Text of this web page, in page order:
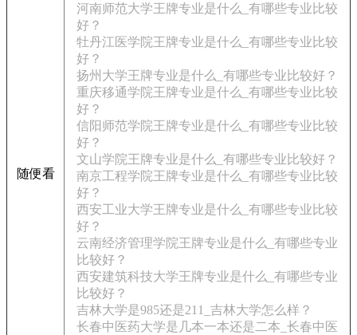
随便看
河南师范大学王牌专业是什么_有哪些专业比较
好？
牡丹江医学院王牌专业是什么_有哪些专业比较
好？
扬州大学王牌专业是什么_有哪些专业比较好？
重庆移通学院王牌专业是什么_有哪些专业比较
好？
信阳师范学院王牌专业是什么_有哪些专业比较
好？
文山学院王牌专业是什么_有哪些专业比较好？
南京工程学院王牌专业是什么_有哪些专业比较
好？
西安工业大学王牌专业是什么_有哪些专业比较
好？
云南经济管理学院王牌专业是什么_有哪些专业
比较好？
西安建筑科技大学王牌专业是什么_有哪些专业
比较好？
吉林大学是985还是211_吉林大学怎么样？
长春中医药大学是几本一本还是二本_长春中医